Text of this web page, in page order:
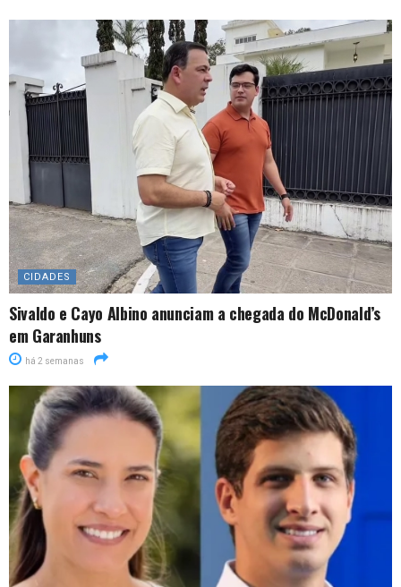
CIDADES
Sivaldo e Cayo Albino anunciam a chegada do McDonald’s
em Garanhuns
há 2 semanas